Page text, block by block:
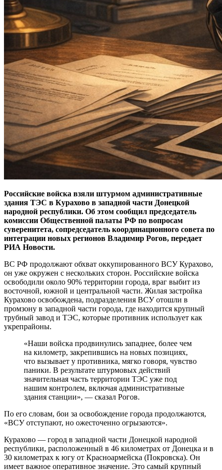
Российские войска взяли штурмом административные
здания ТЭС в Курахово в западной части Донецкой
народной республики. Об этом сообщил председатель
комиссии Общественной палаты РФ по вопросам
суверенитета, сопредседатель координационного совета по
интеграции новых регионов Владимир Рогов, передает
РИА Новости.
ВС РФ продолжают обхват оккупированного ВСУ Курахово,
он уже окружен с нескольких сторон. Российские войска
освободили около 90% территории города, враг выбит из
восточной, южной и центральной части. Жилая застройка
Курахово освобождена, подразделения ВСУ отошли в
промзону в западной части города, где находится крупный
трубный завод и ТЭС, которые противник использует как
укрепрайоны.
«Наши войска продвинулись западнее, более чем
на километр, закрепившись на новых позициях,
что вызывает у противника, мягко говоря, чувство
паники. В результате штурмовых действий
значительная часть территории ТЭС уже под
нашим контролем, включая административные
здания станции», — сказал Рогов.
По его словам, бои за освобождение города продолжаются,
«ВСУ отступают, но ожесточенно огрызаются».
Курахово — город в западной части Донецкой народной
республики, расположенный в 46 километрах от Донецка и в
30 километрах к югу от Красноармейска (Покровска). Он
имеет важное оперативное значение. Это самый крупный